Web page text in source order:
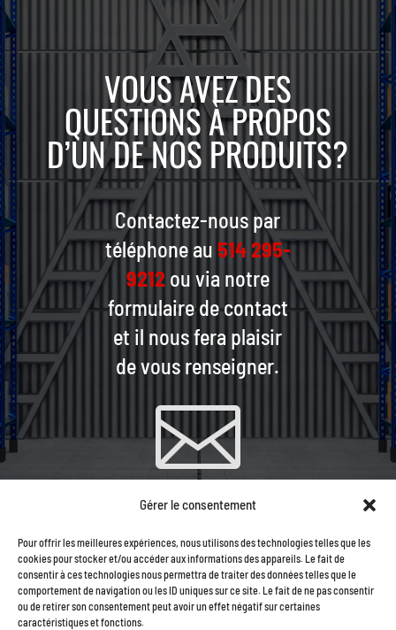
Gérer le consentement
Pour offrir les meilleures expériences, nous utilisons des technologies telles que les
cookies pour stocker et/ou accéder aux informations des appareils. Le fait de
consentir à ces technologies nous permettra de traiter des données telles que le
comportement de navigation ou les ID uniques sur ce site. Le fait de ne pas consentir
ou de retirer son consentement peut avoir un effet négatif sur certaines
caractéristiques et fonctions.
VOUS AVEZ DES
QUESTIONS À PROPOS
D’UN DE NOS PRODUITS?
Contactez-nous par
téléphone au 514 295-
9212ou via notre
formulaire de contact
et il nous fera plaisir
de vous renseigner.

COURRIEL